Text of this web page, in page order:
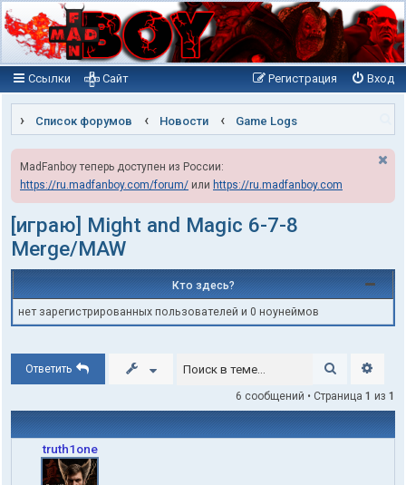
Ссылки Вход
Регистрация
Сайт
Список форумов Новости Game Logs
MadFanboy теперь доступен из России:
https://ru.madfanboy.com/forum/ или https://ru.madfanboy.com
[играю] Might and Magic 6-7-8
Merge/MAW
Кто здесь?
нет зарегистрированных пользователей и 0 ноунеймов
Ответить Поиск
6 сообщений • Страница 1 из 1
truth1one